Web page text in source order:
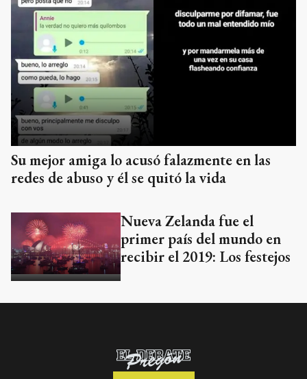
Su mejor amiga lo acusó falazmente en las
redes de abuso y él se quitó la vida
Nueva Zelanda fue el
primer país del mundo en
recibir el 2019: Los festejos